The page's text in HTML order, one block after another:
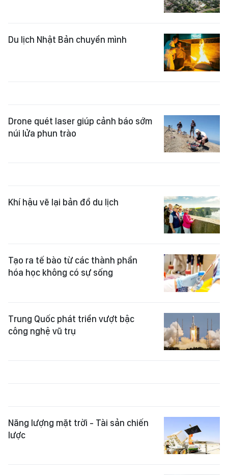
Du lịch Nhật Bản chuyển mình
Drone quét laser giúp cảnh báo sớm
núi lửa phun trào
Khí hậu vẽ lại bản đồ du lịch
Tạo ra tế bào từ các thành phần
hóa học không có sự sống
Trung Quốc phát triển vượt bậc
công nghệ vũ trụ
Năng lượng mặt trời - Tài sản chiến
lược